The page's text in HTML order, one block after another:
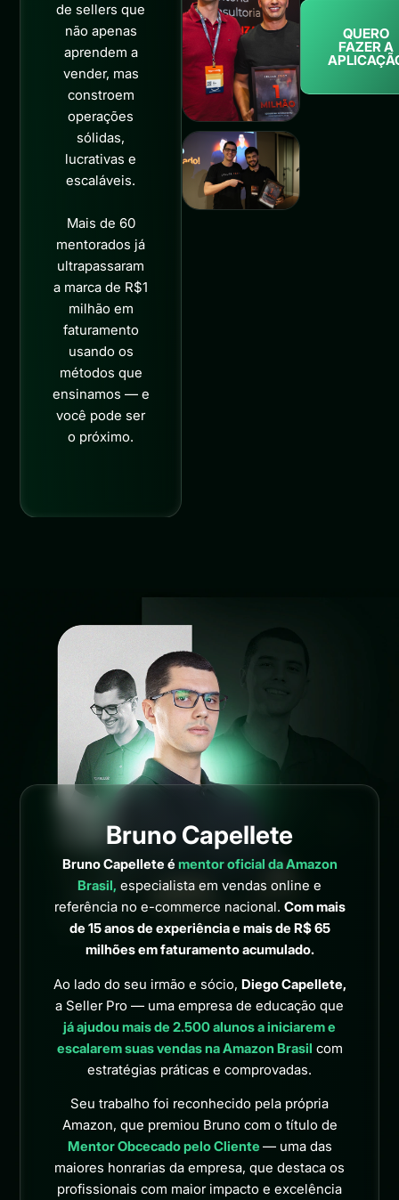
de sellers que
não apenas
aprendem a
vender, mas
constroem
operações
sólidas,
lucrativas e
escaláveis.
Mais de 60
mentorados já
ultrapassaram
a marca de R$1
milhão em
faturamento
usando os
métodos que
ensinamos — e
você pode ser
o próximo.
QUERO
FAZER A
Bruno Capellete
Bruno Capellete é mentor oficial da Amazon
Brasil, especialista em vendas online e
referência no e-commerce nacional. Com mais
de 15 anos de experiência e mais de R$ 65
milhões em faturamento acumulado.
Ao lado do seu irmão e sócio, Diego Capellete,
a Seller Pro — uma empresa de educação que
já ajudou mais de 2.500 alunos a iniciarem e
escalarem suas vendas na Amazon Brasil com
estratégias práticas e comprovadas.
Seu trabalho foi reconhecido pela própria
Amazon, que premiou Bruno com o título de
Mentor Obcecado pelo Cliente — uma das
maiores honrarias da empresa, que destaca os
profissionais com maior impacto e excelência